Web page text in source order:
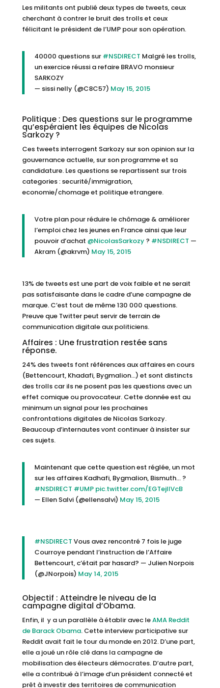
Les militants ont publié deux types de tweets, ceux
cherchant à contrer le bruit des trolls et ceux
félicitant le président de l’UMP pour son opération.
40000 questions sur #NSDIRECT Malgré les trolls,
un exercice réussi a refaire BRAVO monsieur
SARKOZY
— sissi nelly (@C8C57) May 15, 2015
Politique : Des questions sur le programme
qu’espéraient les équipes de Nicolas
Sarkozy ?
Ces tweets interrogent Sarkozy sur son opinion sur la
gouvernance actuelle, sur son programme et sa
candidature. Les questions se repartissent sur trois
categories : securité/immigration,
economie/chomage et politique etrangere.
Votre plan pour réduire le chômage & améliorer
l’emploi chez les jeunes en France ainsi que leur
pouvoir d’achat @NicolasSarkozy? #NSDIRECT —
Akram (@akrvm) May 15, 2015
13% de tweets est une part de voix faible et ne serait
pas satisfaisante dans le cadre d’une campagne de
marque. C’est tout de même 130 000 questions.
Preuve que Twitter peut servir de terrain de
communication digitale aux politiciens.
Affaires : Une frustration restée sans
réponse.
24% des tweets font références aux affaires en cours
(Bettencourt, Khadafi, Bygmalion…) et sont distincts
des trolls car ils ne posent pas les questions avec un
effet comique ou provocateur. Cette donnée est au
minimum un signal pour les prochaines
confrontations digitales de Nicolas Sarkozy.
Beaucoup d’internautes vont continuer à insister sur
ces sujets.
Maintenant que cette question est réglée, un mot
sur les affaires Kadhafi, Bygmalion, Bismuth… ?
#NSDIRECT #UMP pic.twitter.com/EGTejIlVcB
— Ellen Salvi (@ellensalvi) May 15, 2015
#NSDIRECT Vous avez rencontré 7 fois le juge
Courroye pendant l’instruction de l’Affaire
Bettencourt, c’était par hasard? — Julien Norpois
(@JNorpois) May 14, 2015
Objectif : Atteindre le niveau de la
campagne digital d’Obama.
Enfin, il y a un parallèle à établir avec leAMA Reddit
de Barack Obama. Cette interview participative sur
Reddit avait fait le tour du monde en 2012. D’une part,
elle a joué un rôle clé dans la campagne de
mobilisation des électeurs démocrates. D’autre part,
elle a contribué à l’image d’un président connecté et
prêt à investir des territoires de communication